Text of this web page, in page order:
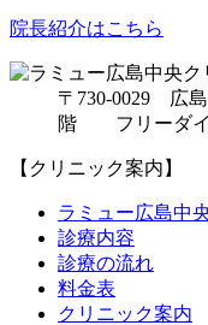
院長紹介はこちら
〒730-0029 広
階 フリーダイ
【クリニック案内】
ラミュー広島中
診療内容
診療の流れ
料金表
クリニック案内